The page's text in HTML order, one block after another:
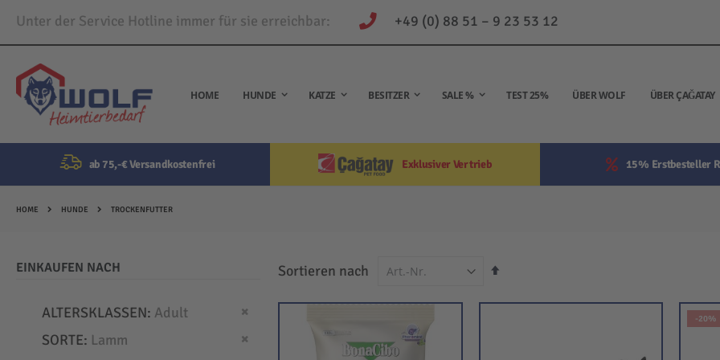
Unter der Service Hotline immer für sie erreichbar: +49 (0) 88 51 – 9 23 53 12
Direkt
zum
Inhalt
HOME HUNDE KATZE BESITZER SALE % TEST 25% ÜBER WOLF ÜBER ÇAĞATAY
ab 75,-€ Versandkostenfrei Exklusiver Vertrieb 15% Erstbesteller
HOME HUNDE TROCKENFUTTER
Sortieren nach
In
-20%
EINKAUFEN NACH
ALTERSKLASSEN Adult
SORTE Lamm
Dies entfernen